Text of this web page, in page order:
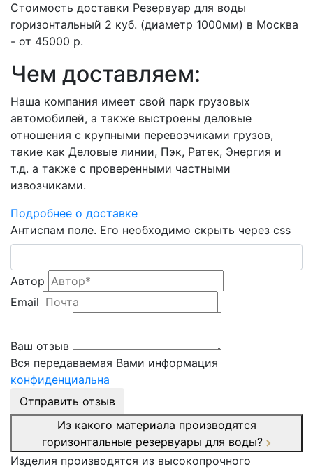
Стоимость доставки Резервуар для воды
горизонтальный 2 куб. (диаметр 1000мм) в Москва
- от 45000 р.
Чем доставляем:
Наша компания имеет свой парк грузовых
автомобилей, а также выстроены деловые
отношения с крупными перевозчиками грузов,
такие как Деловые линии, Пэк, Ратек, Энергия и
т.д. а также с проверенными частными
извозчиками.
Подробнее о доставке
Антиспам поле. Его необходимо скрыть через css
Автор
Email
Ваш отзыв
Вся передаваемая Вами информация
конфиденциальна
Отправить отзыв
Из какого материала производятся
горизонтальные резервуары для воды?
Изделия производятся из высокопрочного